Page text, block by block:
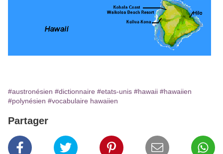
#austronésien #dictionnaire #etats-unis #hawaii #hawaiien
#polynésien #vocabulaire hawaiien
Partager